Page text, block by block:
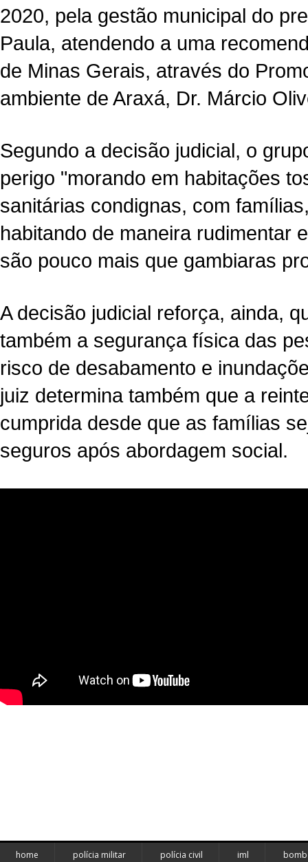
2020, pela gestão municipal do
Paula, atendendo a uma
de Minas Gerais, através do
ambiente de Araxá, Dr. Márcio
Segundo a decisão judicial, o
perigo "morando em habitações
sanitárias condignas, com
habitando de maneira rudimentar
são pouco mais que gambiaras
A decisão judicial reforça, ainda,
também a segurança física das
risco de desabamento e
juiz determina também que a
cumprida desde que as famílias
seguros após abordagem social.
home polícia militar polícia civil iml